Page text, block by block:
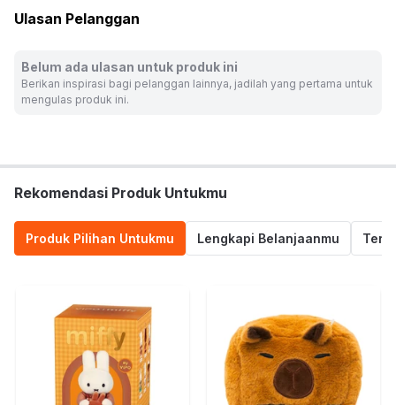
Tinggi figur: 9 cm
Warna:Cokelat
Dimensi Kemasan: 34.0 x 27.5 x 9.5 cm
Berat:0.07kg
Ulasan Pelanggan
Belum ada ulasan untuk produk ini
Berikan inspirasi bagi pelanggan lainnya, jadilah yang pertama untuk
mengulas produk ini.
Rekomendasi Produk Untukmu
Produk Pilihan Untukmu Lengkapi Belanjaanmu